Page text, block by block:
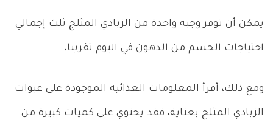
يمكن أن توفر وجبة واحدة من الزبادي المثلج ثلث إجمالي
احتياجات الجسم من الدهون في اليوم تقريبا.
ومع ذلك، أقرأ المعلومات الغذائية الموجودة على عبوات
الزبادي المثلج بعناية، فقد يحتوي على كميات كبيرة من